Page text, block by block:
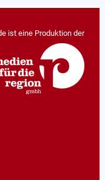
ist eine Produktion der